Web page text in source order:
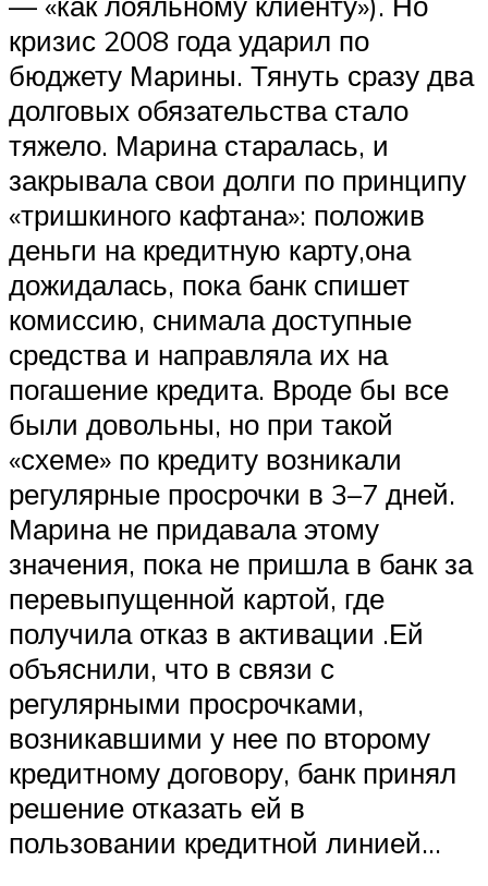
кризис 2008 года ударил по
бюджету Марины. Тянуть сразу два
долговых обязательства стало
тяжело. Марина старалась, и
закрывала свои долги по принципу
«тришкиного кафтана»: положив
деньги на кредитную карту,она
дожидалась, пока банк спишет
комиссию, снимала доступные
средства и направляла их на
погашение кредита. Вроде бы все
были довольны, но при такой
«схеме» по кредиту возникали
регулярные просрочки в 3–7 дней.
Марина не придавала этому
значения, пока не пришла в банк за
перевыпущенной картой, где
получила отказ в активации .Ей
объяснили, что в связи с
регулярными просрочками,
возникавшими у нее по второму
кредитному договору, банк принял
решение отказать ей в
пользовании кредитной линией…